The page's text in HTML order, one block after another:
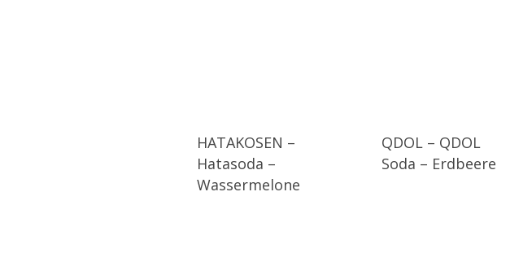
HATAKOSEN –
Hatasoda –
Wassermelone
QDOL – QDOL
Soda – Erdbeere